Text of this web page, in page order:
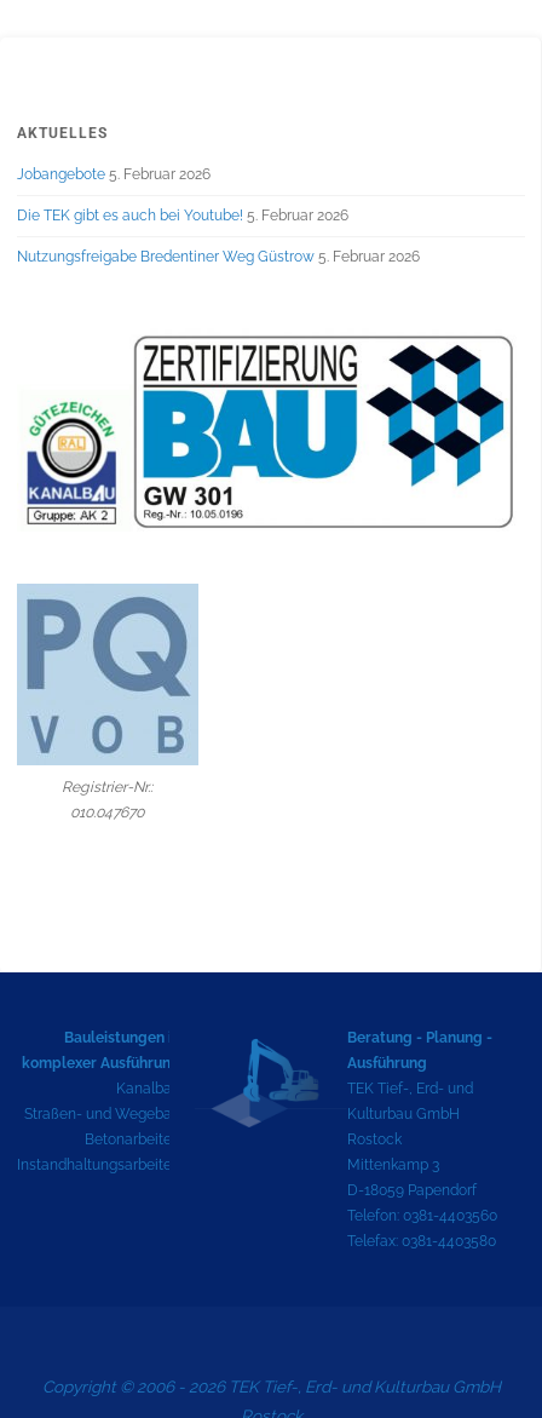
AKTUELLES
Jobangebote 5. Februar 2026
Die TEK gibt es auch bei Youtube! 5. Februar 2026
Nutzungsfreigabe Bredentiner Weg Güstrow 5. Februar 2026
Registrier-Nr.:
010.047670
Bauleistungen in
komplexer Ausführung
Kanalbau
Straßen- und Wegebau
Betonarbeiten
Instandhaltungsarbeiten
Beratung - Planung -
Ausführung
TEK Tief-, Erd- und
Kulturbau GmbH
Rostock
Mittenkamp 3
D-18059 Papendorf
Telefon: 0381-4403560
Telefax: 0381-4403580
Copyright © 2006 - 2026 TEK Tief-, Erd- und Kulturbau GmbH